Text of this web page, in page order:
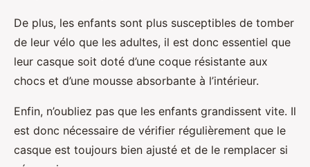
De plus, les enfants sont plus susceptibles de tomber
de leur vélo que les adultes, il est donc essentiel que
leur casque soit doté d’une coque résistante aux
chocs et d’une mousse absorbante à l’intérieur.
Enfin, n’oubliez pas que les enfants grandissent vite. Il
est donc nécessaire de vérifier régulièrement que le
casque est toujours bien ajusté et de le remplacer si